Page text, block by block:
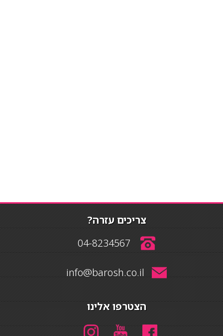
צריכים עזרה?
04-8234567
info@barosh.co.il
הצטרפו אלינו